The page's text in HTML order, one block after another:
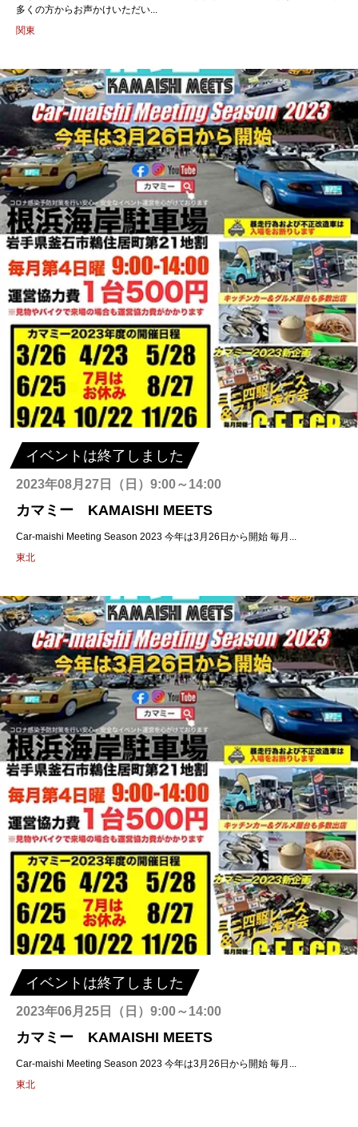
多くの方からお声かけいただい...
関東
イベントは終了しました
2023年08月27日（日）9:00～14:00
カマミー KAMAISHI MEETS
Car-maishi Meeting Season 2023 今年は3月26日から開始 毎月...
東北
イベントは終了しました
2023年06月25日（日）9:00～14:00
カマミー KAMAISHI MEETS
Car-maishi Meeting Season 2023 今年は3月26日から開始 毎月...
東北